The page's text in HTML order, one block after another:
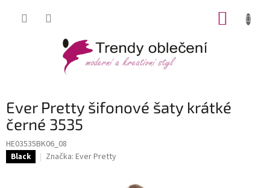
Ever Pretty šifonové šaty krátké
černé 3535
HE03535BK06_08
Black Značka: Ever Pretty